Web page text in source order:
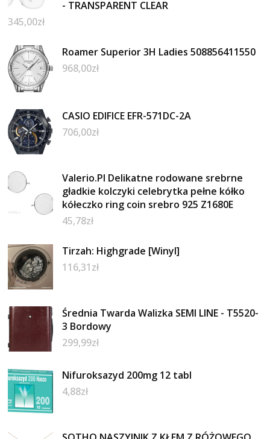
- TRANSPARENT CLEAR
345,00zł
Roamer Superior 3H Ladies 508856411550
968,00zł
CASIO EDIFICE EFR-571DC-2A
706,00zł
Valerio.Pl Delikatne rodowane srebrne
gładkie kolczyki celebrytka pełne kółko
kółeczko ring coin srebro 925 Z1680E
45,78zł
Tirzah: Highgrade [Winyl]
116,31zł
Średnia Twarda Walizka SEMI LINE - T5520-
3 Bordowy
299,99zł
Nifuroksazyd 200mg 12 tabl
4,88zł